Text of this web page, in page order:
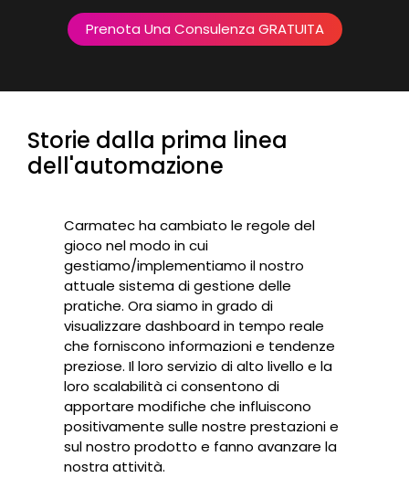
Prenota Una Consulenza GRATUITA
Storie dalla prima linea
dell'automazione
Carmatec ha cambiato le regole del
gioco nel modo in cui
gestiamo/implementiamo il nostro
attuale sistema di gestione delle
pratiche. Ora siamo in grado di
visualizzare dashboard in tempo reale
che forniscono informazioni e tendenze
preziose. Il loro servizio di alto livello e la
loro scalabilità ci consentono di
apportare modifiche che influiscono
positivamente sulle nostre prestazioni e
sul nostro prodotto e fanno avanzare la
nostra attività.